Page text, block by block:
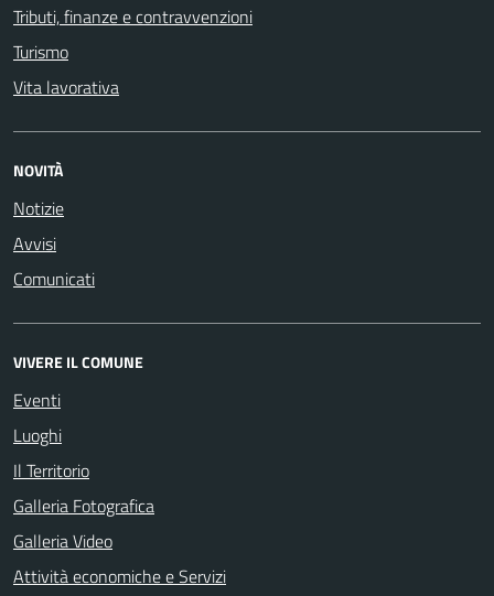
Tributi, finanze e contravvenzioni
Turismo
Vita lavorativa
NOVITÀ
Notizie
Avvisi
Comunicati
VIVERE IL COMUNE
Eventi
Luoghi
Il Territorio
Galleria Fotografica
Galleria Video
Attività economiche e Servizi